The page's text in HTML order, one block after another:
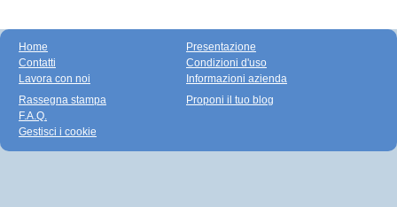
Home
Contatti
Lavora con noi
Presentazione
Condizioni d'uso
Informazioni azienda
Rassegna stampa
F.A.Q.
Gestisci i cookie
Proponi il tuo blog